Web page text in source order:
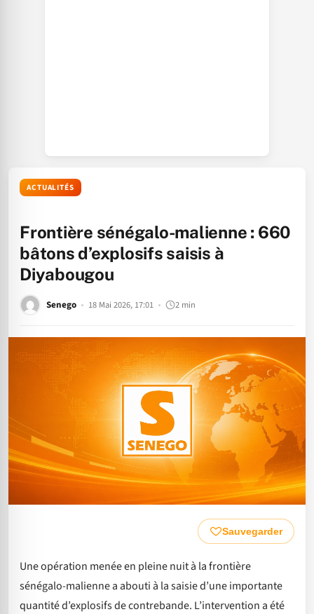
ACTUALITÉS
Frontière sénégalo-malienne : 660
bâtons d’explosifs saisis à
Diyabougou
Senego 18 Mai 2026, 17:01 2 min
Sauvegarder
Une opération menée en pleine nuit à la frontière
sénégalo-malienne a abouti à la saisie d’une importante
quantité d’explosifs de contrebande. L’intervention a été